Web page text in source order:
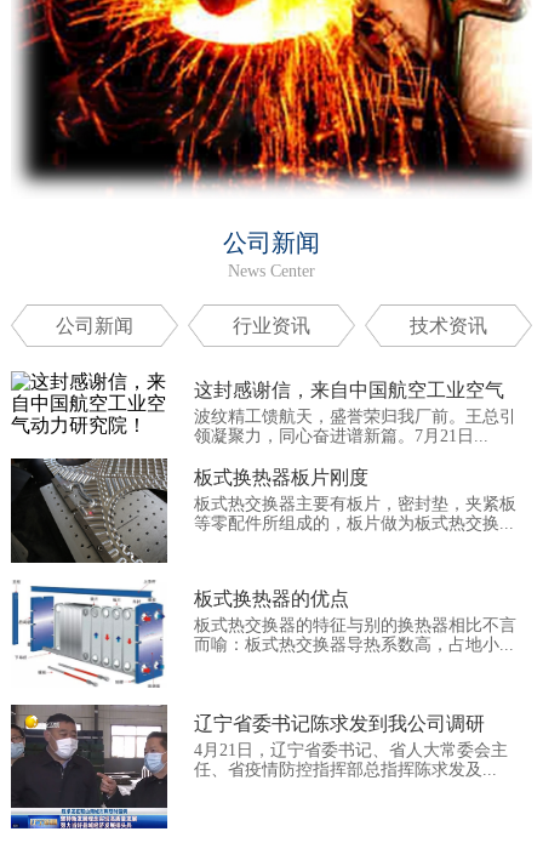
公司新闻
News Center
公司新闻 行业资讯 技术资讯
这封感谢信，来自中国航空工业空气
动...
波纹精工馈航天，盛誉荣归我厂前。王总引
领凝聚力，同心奋进谱新篇。7月21日...
板式换热器板片刚度
板式热交换器主要有板片，密封垫，夹紧板
等零配件所组成的，板片做为板式热交换...
板式换热器的优点
板式热交换器的特征与别的换热器相比不言
而喻：板式热交换器导热系数高，占地小...
辽宁省委书记陈求发到我公司调研
4月21日，辽宁省委书记、省人大常委会主
任、省疫情防控指挥部总指挥陈求发及...